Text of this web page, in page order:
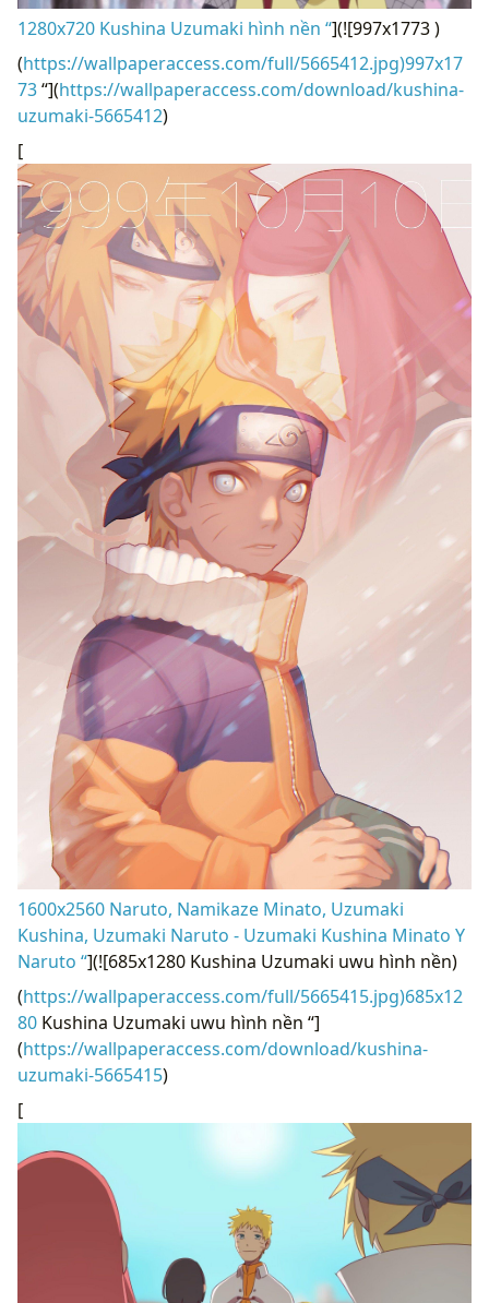
1280x720 Kushina Uzumaki hình nền “](![997x1773 )
(https://wallpaperaccess.com/full/5665412.jpg)997x17
73“](https://wallpaperaccess.com/download/kushina-
uzumaki-5665412)
[
1600x2560 Naruto, Namikaze Minato, Uzumaki
Kushina, Uzumaki Naruto - Uzumaki Kushina Minato Y
Naruto “](![685x1280 Kushina Uzumaki uwu hình nền)
(https://wallpaperaccess.com/full/5665415.jpg)685x12
80 Kushina Uzumaki uwu hình nền “]
(https://wallpaperaccess.com/download/kushina-
uzumaki-5665415)
[